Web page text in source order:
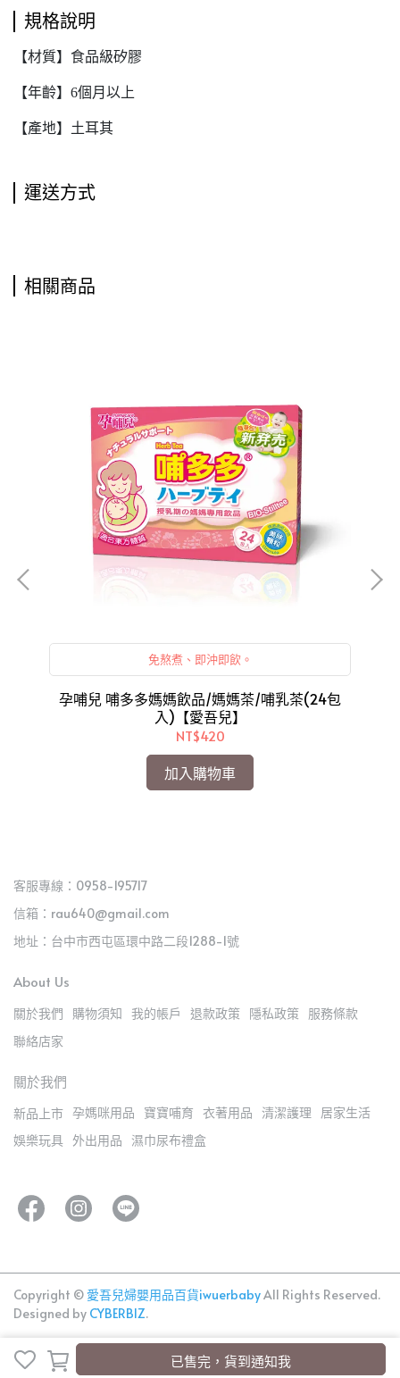
已售完，貨到通知我
規格說明
【材質】食品級矽膠
【年齡】6個月以上
【產地】土耳其
運送方式
相關商品
免熬煮、即沖即飲。
孕哺兒 哺多多媽媽飲品/媽媽茶/哺乳茶(24包
入)【愛吾兒】
NT$420
加入購物車
客服專線：0958-195717
信箱：rau640@gmail.com
地址：台中市西屯區環中路二段1288-1號
About Us
關於我們 購物須知 我的帳戶 退款政策 隱私政策 服務條款
聯絡店家
關於我們
新品上市 孕媽咪用品 寶寶哺育 衣著用品 清潔護理
居家生活
娛樂玩具 外出用品 濕巾尿布禮盒
Copyright © 愛吾兒婦嬰用品百貨iwuerbabyAll Rights Reserved.
Designed by CYBERBIZ.